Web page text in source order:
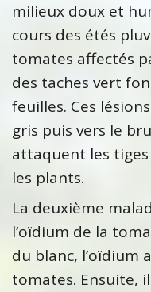
milieux doux et
cours des étés
tomates affectés
des taches vert
feuilles. Ces
gris puis vers le
attaquent les
les plants.
La deuxième
l’oïdium de la
du blanc, l’oïdium
tomates. Ensuite,